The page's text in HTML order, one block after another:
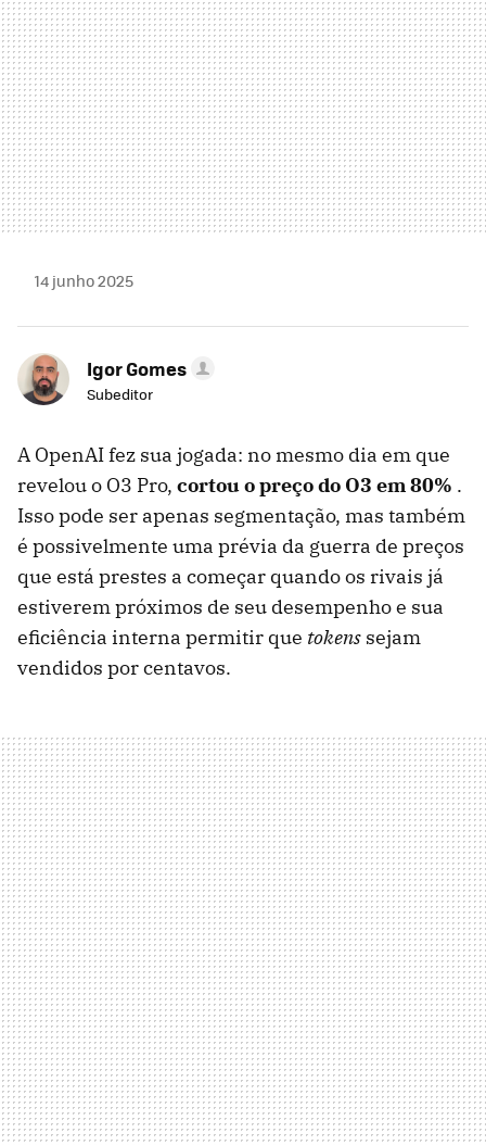
14 junho 2025
Igor Gomes
Subeditor
A OpenAI fez sua jogada: no mesmo dia em que
revelou o O3 Pro, cortou o preço do O3 em 80% .
Isso pode ser apenas segmentação, mas também
é possivelmente uma prévia da guerra de preços
que está prestes a começar quando os rivais já
estiverem próximos de seu desempenho e sua
eficiência interna permitir que tokens sejam
vendidos por centavos.